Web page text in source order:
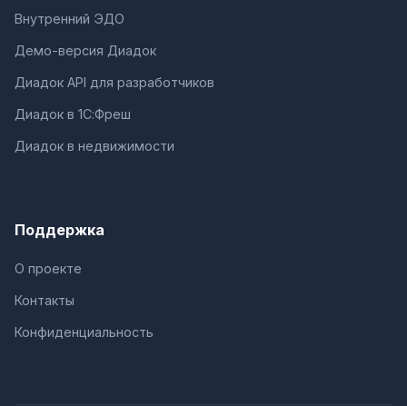
Внутренний ЭДО
Демо-версия Диадок
Диадок API для разработчиков
Диадок в 1С:Фреш
Диадок в недвижимости
Поддержка
О проекте
Контакты
Конфиденциальность